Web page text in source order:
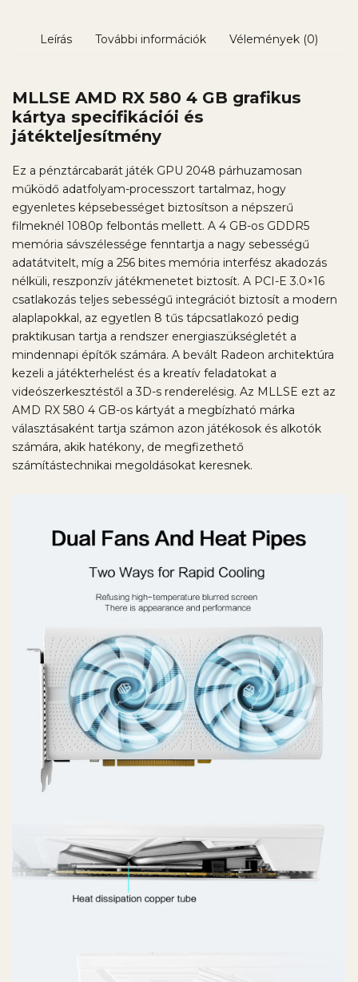
Leírás További információk Vélemények (0)
MLLSE AMD RX 580 4 GB grafikus
kártya specifikációi és
játékteljesítmény
Ez a pénztárcabarát játék GPU 2048 párhuzamosan
működő adatfolyam-processzort tartalmaz, hogy
egyenletes képsebességet biztosítson a népszerű
filmeknél 1080p felbontás mellett. A 4 GB-os GDDR5
memória sávszélessége fenntartja a nagy sebességű
adatátvitelt, míg a 256 bites memória interfész akadozás
nélküli, reszponzív játékmenetet biztosít. A PCI-E 3.0×16
csatlakozás teljes sebességű integrációt biztosít a modern
alaplapokkal, az egyetlen 8 tűs tápcsatlakozó pedig
praktikusan tartja a rendszer energiaszükségletét a
mindennapi építők számára. A bevált Radeon architektúra
kezeli a játékterhelést és a kreatív feladatokat a
videószerkesztéstől a 3D-s renderelésig. Az MLLSE ezt az
AMD RX 580 4 GB-os kártyát a megbízható márka
választásaként tartja számon azon játékosok és alkotók
számára, akik hatékony, de megfizethető
számítástechnikai megoldásokat keresnek.